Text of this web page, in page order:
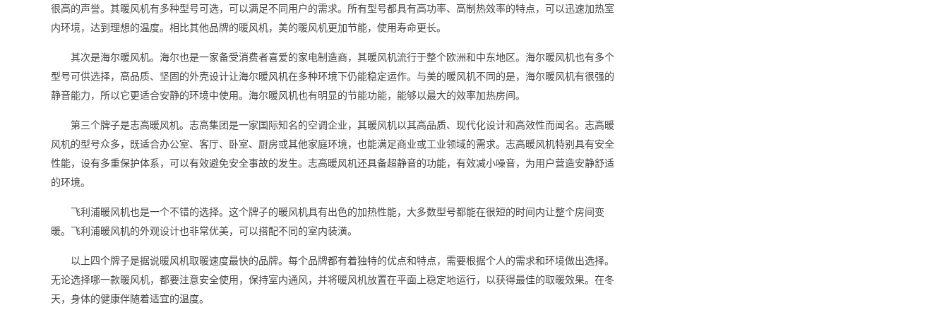
很高的声誉。其暖风机有多种型号可选，可以满足不同用户的需求。所有型号都具有高功率、高制热效率的特点，可以迅速加热室
内环境，达到理想的温度。相比其他品牌的暖风机，美的暖风机更加节能，使用寿命更长。
其次是海尔暖风机。海尔也是一家备受消费者喜爱的家电制造商，其暖风机流行于整个欧洲和中东地区。海尔暖风机也有多个
型号可供选择，高品质、坚固的外壳设计让海尔暖风机在多种环境下仍能稳定运作。与美的暖风机不同的是，海尔暖风机有很强的
静音能力，所以它更适合安静的环境中使用。海尔暖风机也有明显的节能功能，能够以最大的效率加热房间。
第三个牌子是志高暖风机。志高集团是一家国际知名的空调企业，其暖风机以其高品质、现代化设计和高效性而闻名。志高暖
风机的型号众多，既适合办公室、客厅、卧室、厨房或其他家庭环境，也能满足商业或工业领域的需求。志高暖风机特别具有安全
性能，设有多重保护体系，可以有效避免安全事故的发生。志高暖风机还具备超静音的功能，有效减小噪音，为用户营造安静舒适
的环境。
飞利浦暖风机也是一个不错的选择。这个牌子的暖风机具有出色的加热性能，大多数型号都能在很短的时间内让整个房间变
暖。飞利浦暖风机的外观设计也非常优美，可以搭配不同的室内装潢。
以上四个牌子是据说暖风机取暖速度最快的品牌。每个品牌都有着独特的优点和特点，需要根据个人的需求和环境做出选择。
无论选择哪一款暖风机，都要注意安全使用，保持室内通风，并将暖风机放置在平面上稳定地运行，以获得最佳的取暖效果。在冬
天，身体的健康伴随着适宜的温度。